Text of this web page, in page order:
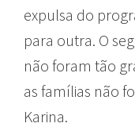
expulsa do
para outra. O
não foram tão
as famílias não
Karina.